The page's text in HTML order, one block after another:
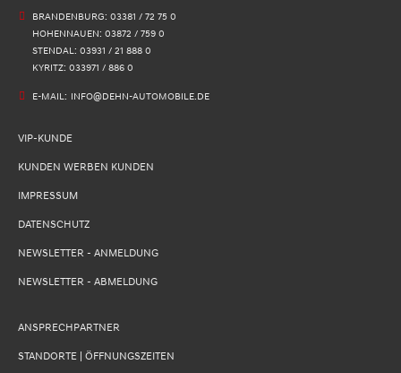
BRANDENBURG: 03381 / 72 75 0
HOHENNAUEN: 03872 / 759 0
STENDAL: 03931 / 21 888 0
KYRITZ: 033971 / 886 0
E-MAIL: INFO@DEHN-AUTOMOBILE.DE
VIP-KUNDE
KUNDEN WERBEN KUNDEN
IMPRESSUM
DATENSCHUTZ
NEWSLETTER - ANMELDUNG
NEWSLETTER - ABMELDUNG
ANSPRECHPARTNER
STANDORTE | ÖFFNUNGSZEITEN